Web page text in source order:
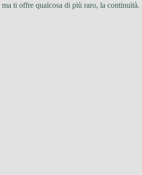
ti offre qualcosa di più raro, la continuità.